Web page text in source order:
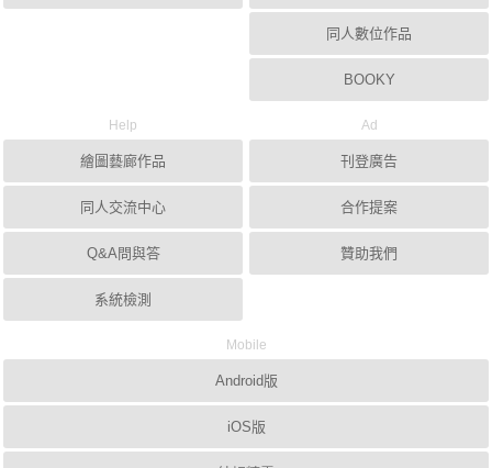
同人數位作品
BOOKY
Help
繪圖藝廊作品
同人交流中心
Q&A問與答
系統檢測
Ad
刊登廣告
合作提案
贊助我們
Mobile
Android版
iOS版